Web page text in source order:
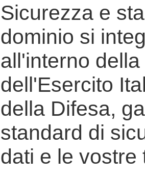
Sicurezza e
dominio si
all'interno
dell'Esercito
della Difesa,
standard di
dati e le vostre